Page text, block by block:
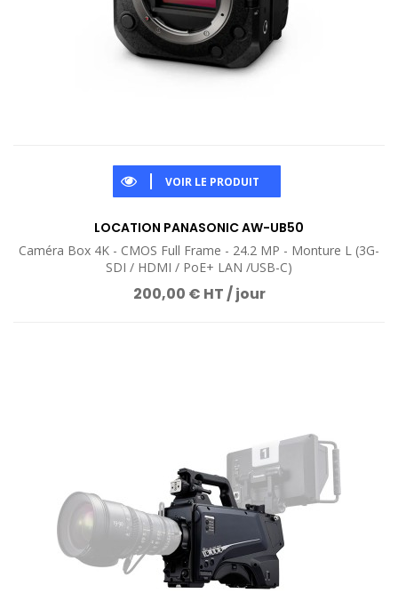
VOIR LE PRODUIT
LOCATION PANASONIC AW-UB50
Caméra Box 4K - CMOS Full Frame - 24.2 MP - Monture L (3G-
SDI / HDMI / PoE+ LAN /USB-C)
200,00 € HT / jour